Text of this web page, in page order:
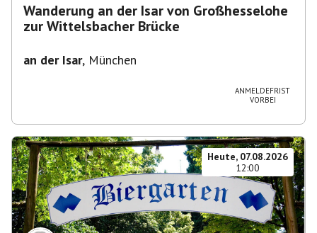
Wanderung an der Isar von Großhesselohe
zur Wittelsbacher Brücke
an der Isar, München
ANMELDEFRIST
VORBEI
Heute, 07.08.2026
12:00